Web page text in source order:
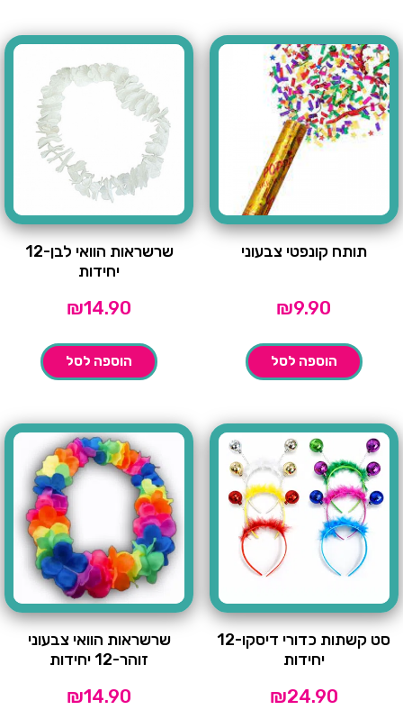
תותח קונפטי צבעוני
₪9.90
הוספה לסל
שרשראות הוואי לבן-12
יחידות
₪14.90
הוספה לסל
סט קשתות כדורי דיסקו-12
יחידות
₪24.90
שרשראות הוואי צבעוני
זוהר-12 יחידות
₪14.90